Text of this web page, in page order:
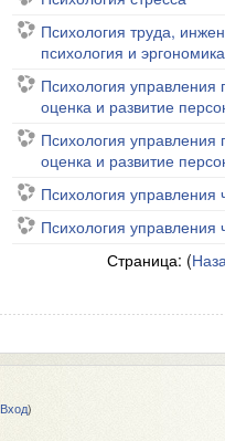
Психология труда,
психология и эргономика
Психология
оценка и развитие
Психология
оценка и развитие
Психология управления
Психология управления
Страница: (
Вход)